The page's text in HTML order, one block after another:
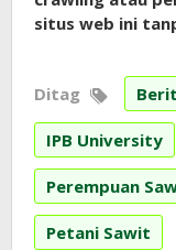
situs web ini
Ditag
IPB University
Perempuan
Petani Sawit